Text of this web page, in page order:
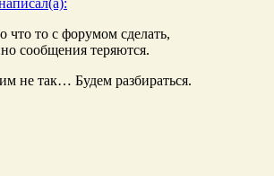
что то с форумом сделать,
сообщения теряются.
не так… Будем разбираться.